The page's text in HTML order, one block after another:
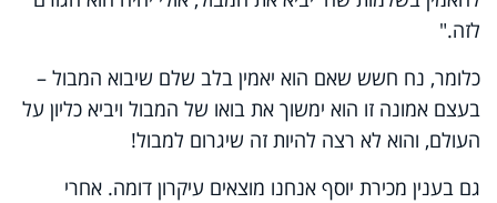
לזה."
כלומר, נח חשש שאם הוא יאמין בלב שלם שיבוא המבול –
בעצם אמונה זו הוא ימשוך את בואו של המבול ויביא כליון על
העולם, והוא לא רצה להיות זה שיגרום למבול!
גם בענין מכירת יוסף אנחנו מוצאים עיקרון דומה. אחרי